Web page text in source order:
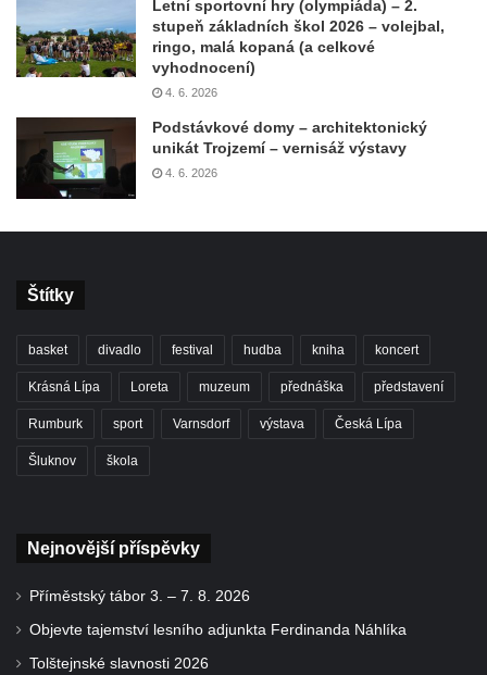
Letní sportovní hry (olympiáda) – 2.
stupeň základních škol 2026 – volejbal,
ringo, malá kopaná (a celkové
vyhodnocení)
4. 6. 2026
Podstávkové domy – architektonický
unikát Trojzemí – vernisáž výstavy
4. 6. 2026
Štítky
basket divadlo festival hudba kniha koncert
Krásná Lípa Loreta muzeum přednáška představení
Rumburk sport Varnsdorf výstava Česká Lípa
Šluknov škola
Nejnovější příspěvky
Příměstský tábor 3. – 7. 8. 2026
Objevte tajemství lesního adjunkta Ferdinanda Náhlíka
Tolštejnské slavnosti 2026